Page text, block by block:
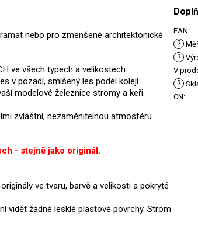
nebo pro zmenšené architektonické
ve všech typech a velikostech.
v pozadí, smíšený les podél kolejí...
modelové železnice stromy a keři.
zvláštní, nezaměnitelnou atmosféru.
- stejně jako originál.
ve tvaru, barvě a velikosti a pokryté
vidět žádné lesklé plastové povrchy. Strom
EAN:
?
?
V
?
CN: